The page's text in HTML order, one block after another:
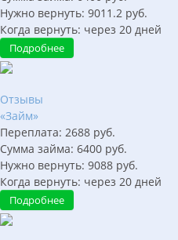
Нужно вернуть: 9011.2 руб.
Когда вернуть: через 20 дней
Подробнее
Отзывы
«Займ»
Переплата: 2688 руб.
Сумма займа: 6400 руб.
Нужно вернуть: 9088 руб.
Когда вернуть: через 20 дней
Подробнее